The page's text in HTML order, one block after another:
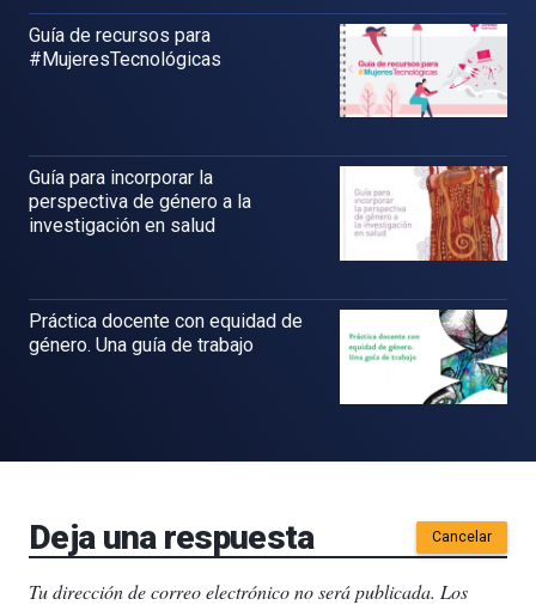
Guía de recursos para
#MujeresTecnológicas
Guía para incorporar la
perspectiva de género a la
investigación en salud
Práctica docente con equidad de
género. Una guía de trabajo
Deja una respuesta Cancelar
Tu dirección de correo electrónico no será publicada. Los